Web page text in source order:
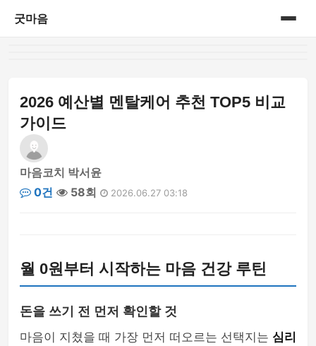
굿마음
2026 예산별 멘탈케어 추천 TOP5 비교
가이드
마음코치 박서윤
0건
58회 2026.06.27 03:18
월 0원부터 시작하는 마음 건강 루틴
돈을 쓰기 전 먼저 확인할 것
마음이 지쳤을 때 가장 먼저 떠오르는 선택지는 심리